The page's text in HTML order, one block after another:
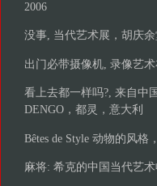
2006
没事, 当代艺术展，胡庆
出门必带摄像机, 录像艺
看上去都一样吗?, 来自中
DENGO，都灵，意大利
Bêtes de Style 动物的风
麻将: 希克的中国当代艺